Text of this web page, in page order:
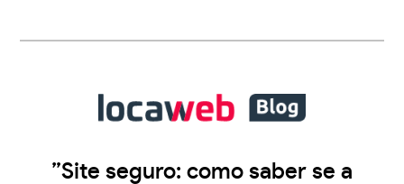
”Site seguro: como saber se a